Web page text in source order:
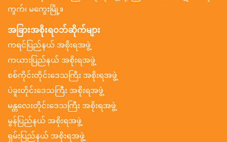
ကွက်၊ မကွေးမြို့။
အခြားအစိုးရဝဘ်ဆိုက်များ
ကရင်ပြည်နယ် အစိုးရအဖွဲ့
ကယားပြည်နယ် အစိုးရအဖွဲ့
စစ်ကိုင်းတိုင်းဒေသကြီး အစိုးရအဖွဲ့
ပဲခူးတိုင်းဒေသကြီး အစိုးရအဖွဲ့
မန္တလေးတိုင်းဒေသကြီး အစိုးရအဖွဲ့
မွန်ပြည်နယ် အစိုးရအဖွဲ့
ရှမ်းပြည်နယ် အစိုးရအဖွဲ့